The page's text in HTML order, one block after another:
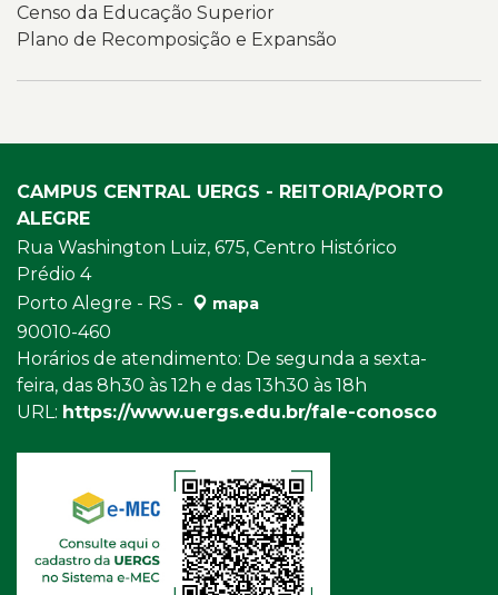
Censo da Educação Superior
Plano de Recomposição e Expansão
CAMPUS CENTRAL UERGS - REITORIA/PORTO
ALEGRE
Rua Washington Luiz, 675, Centro Histórico
Prédio 4
Porto Alegre - RS -
mapa
90010-460
Horários de atendimento: De segunda a sexta-
feira, das 8h30 às 12h e das 13h30 às 18h
URL: https://www.uergs.edu.br/fale-conosco